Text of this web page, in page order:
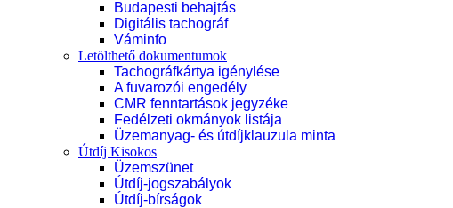
Budapesti behajtás
Digitális tachográf
Váminfo
Letölthető dokumentumok
Tachográfkártya igénylése
A fuvarozói engedély
CMR fenntartások jegyzéke
Fedélzeti okmányok listája
Üzemanyag- és útdíjklauzula minta
Útdíj Kisokos
Üzemszünet
Útdíj-jogszabályok
Útdíj-bírságok